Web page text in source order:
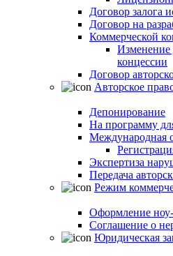
Договор залога
Договор на
Коммерческой
Изменение
концессии
Договор
Авторское
Депонирование
На программу
Международная
Экспертиза
Передача
Режим
Оформление
Соглашение о
Юридическая